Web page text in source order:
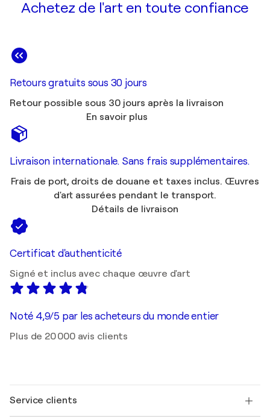
Achetez de l'art en toute confiance
Retours gratuits sous 30 jours
Retour possible sous 30 jours après la livraison
En savoir plus
Livraison internationale. Sans frais supplémentaires.
Frais de port, droits de douane et taxes inclus. Œuvres
d'art assurées pendant le transport.
Détails de livraison
Certificat d'authenticité
Signé et inclus avec chaque œuvre d'art
Noté 4,9/5 par les acheteurs du monde entier
Plus de 20 000 avis clients
Service clients